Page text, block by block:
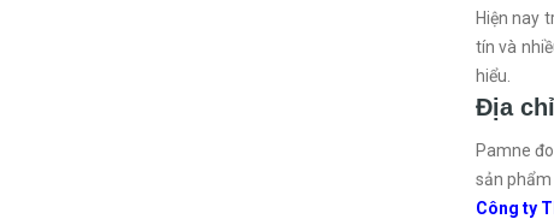
Hiện nay
tín và
hiểu.
Địa
Pamne
sản
Công ty